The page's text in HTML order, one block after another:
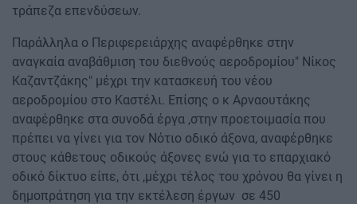
τράπεζα επενδύσεων.
Παράλληλα ο Περιφερειάρχης αναφέρθηκε στην
αναγκαία αναβάθμιση του διεθνούς αεροδρομίου" Νίκος
Καζαντζάκης" μέχρι την κατασκευή του νέου
αεροδρομίου στο Καστέλι. Επίσης ο κ Αρναουτάκης
αναφέρθηκε στα συνοδά έργα ,στην προετοιμασία που
πρέπει να γίνει για τον Νότιο οδικό άξονα, αναφέρθηκε
στους κάθετους οδικούς άξονες ενώ για το επαρχιακό
οδικό δίκτυο είπε, ότι ,μέχρι τέλος του χρόνου θα γίνει η
δημοπράτηση για την εκτέλεση έργων σε 450